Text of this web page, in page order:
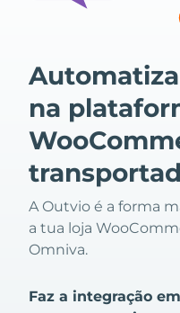
na
A Outvio é a forma
a tua loja
Omniva.
Faz a integração